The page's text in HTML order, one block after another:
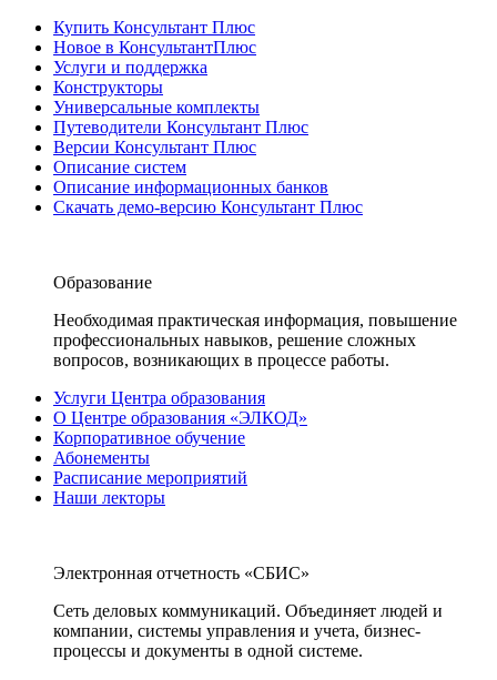
Купить Консультант Плюс
Новое в КонсультантПлюс
Услуги и поддержка
Конструкторы
Универсальные комплекты
Путеводители Консультант Плюс
Версии Консультант Плюс
Описание систем
Описание информационных банков
Скачать демо-версию Консультант Плюс
Образование
Необходимая практическая информация, повышение
профессиональных навыков, решение сложных
вопросов, возникающих в процессе работы.
Услуги Центра образования
О Центре образования «ЭЛКОД»
Корпоративное обучение
Абонементы
Расписание мероприятий
Наши лекторы
Электронная отчетность «СБИС»
Сеть деловых коммуникаций. Объединяет людей и
компании, системы управления и учета, бизнес-
процессы и документы в одной системе.